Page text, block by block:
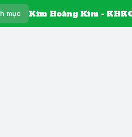
mục Kim Hoàng Kim -